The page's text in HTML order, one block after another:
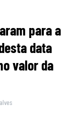
para a
data
valor da